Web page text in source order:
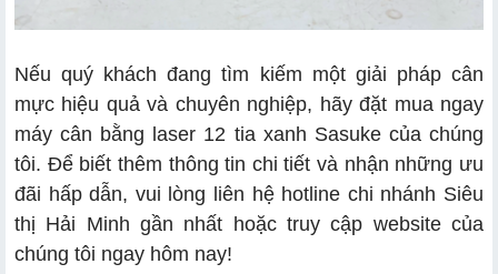
Nếu quý khách đang tìm kiếm một giải pháp cân
mực hiệu quả và chuyên nghiệp, hãy đặt mua ngay
máy cân bằng laser 12 tia xanh Sasuke của chúng
tôi. Để biết thêm thông tin chi tiết và nhận những ưu
đãi hấp dẫn, vui lòng liên hệ hotline chi nhánh Siêu
thị Hải Minh gần nhất hoặc truy cập website của
chúng tôi ngay hôm nay!